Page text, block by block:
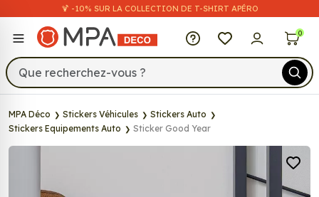
🍹 -10% SUR LA COLLECTION DE T-SHIRT APÉRO
MPA Déco 0
MPA Déco Stickers Véhicules
Stickers Auto
Stickers Equipements Auto
Sticker Good Year